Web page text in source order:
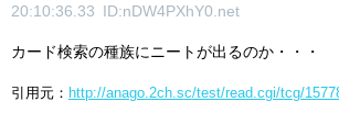
20:10:36.33 ID:nDW4PXhY0.net
カード検索の種族にニートが出るのか・・・
引用元： http://anago.2ch.sc/test/read.cgi/tcg/